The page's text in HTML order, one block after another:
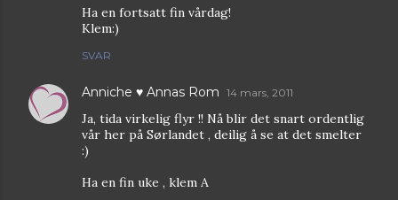
Ha en fortsatt fin vårdag!
Klem:)
SVAR
Anniche ♥ Annas Rom 14 mars, 2011
Ja, tida virkelig flyr !! Nå blir det snart ordentlig
vår her på Sørlandet , deilig å se at det smelter
:)
Ha en fin uke , klem A